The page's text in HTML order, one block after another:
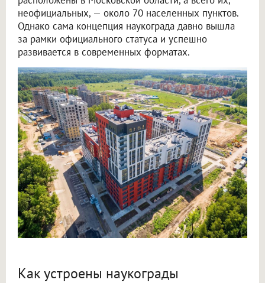
неофициальных, — около 70 населенных пунктов.
Однако сама концепция наукограда давно вышла
за рамки официального статуса и успешно
развивается в современных форматах.
Как устроены наукограды